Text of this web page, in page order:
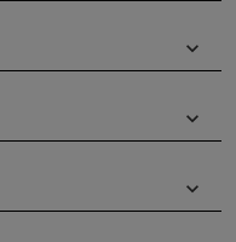
keyboard_arrow_down
keyboard_arrow_down
keyboard_arrow_down